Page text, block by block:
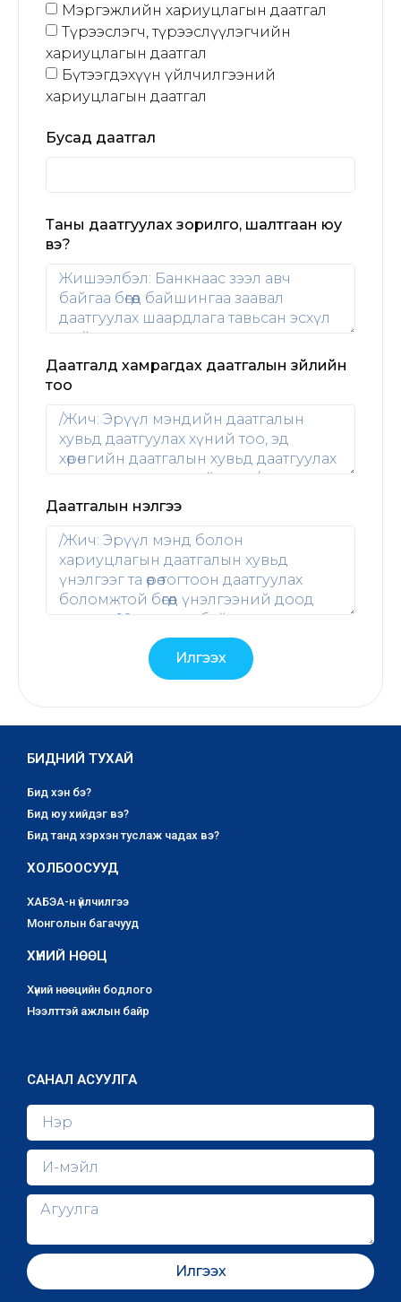
Мэргэжлийн хариуцлагын даатгал
Түрээслэгч, түрээслүүлэгчийн
хариуцлагын даатгал
Бүтээгдэхүүн үйлчилгээний
хариуцлагын даатгал
Бусад даатгал
Таны даатгуулах зорилго, шалтгаан юу
вэ?
Даатгалд хамрагдах даатгалын зүйлийн
тоо
Даатгалын үнэлгээ
Илгээх
БИДНИЙ ТУХАЙ
Бид хэн бэ?
Бид юу хийдэг вэ?
Бид танд хэрхэн туслаж чадах вэ?
ХОЛБООСУУД
ХАБЭА-н үйлчилгээ
Монголын багачууд
ХҮНИЙ НӨӨЦ
Хүний нөөцийн бодлого
Нээлттэй ажлын байр
САНАЛ АСУУЛГА
Илгээх